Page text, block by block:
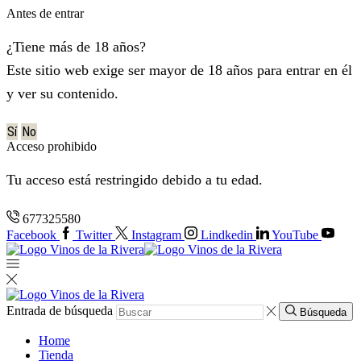
Antes de entrar
¿Tiene más de 18 años?
Este sitio web exige ser mayor de 18 años para entrar en él
y ver su contenido.
Sí No
Acceso prohibido
Tu acceso está restringido debido a tu edad.
677325580
Facebook
Twitter Instagram Lindkedin YouTube
Entrada de búsqueda Búsqueda
Home
Tienda